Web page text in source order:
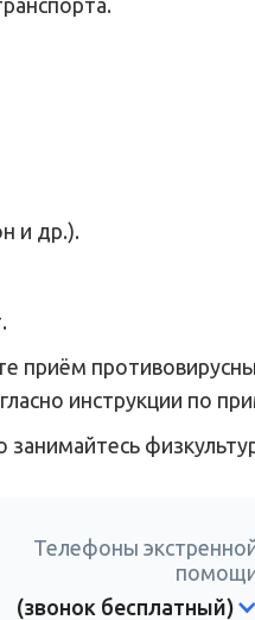
и др.).
приём
инструкции по
занимайтесь
Телефоны
(звонок бесплатный)